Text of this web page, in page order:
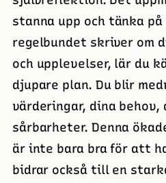
stanna upp och tänka
regelbundet skriver om
och upplevelser, lär du
djupare plan. Du blir
värderingar, dina
sårbarheter. Denna
är inte bara bra för att
bidrar också till en